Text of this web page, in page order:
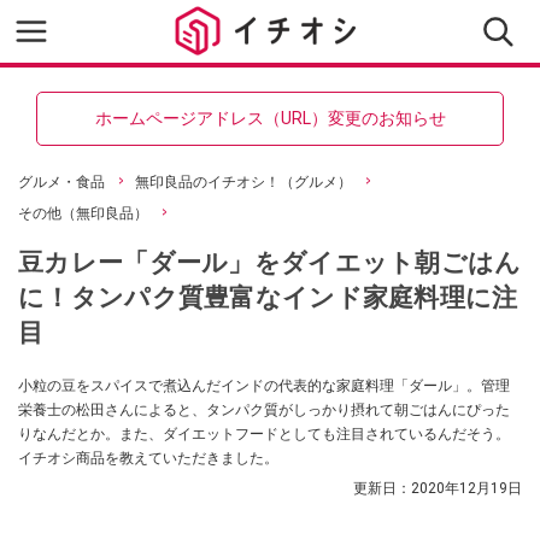
ホームページアドレス（URL）変更のお知らせ
グルメ・食品
無印良品のイチオシ！（グルメ）
その他（無印良品）
豆カレー「ダール」をダイエット朝ごはん
に！タンパク質豊富なインド家庭料理に注
目
小粒の豆をスパイスで煮込んだインドの代表的な家庭料理「ダール」。管理
栄養士の松田さんによると、タンパク質がしっかり摂れて朝ごはんにぴった
りなんだとか。また、ダイエットフードとしても注目されているんだそう。
イチオシ商品を教えていただきました。
更新日： 2020年12月19日